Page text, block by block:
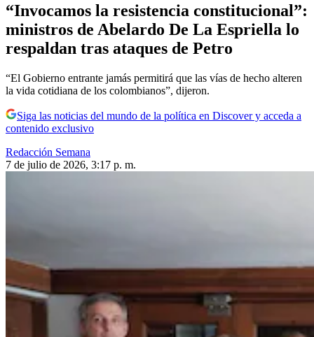
“Invocamos la resistencia constitucional”:
ministros de Abelardo De La Espriella lo
respaldan tras ataques de Petro
“El Gobierno entrante jamás permitirá que las vías de hecho alteren
la vida cotidiana de los colombianos”, dijeron.
Siga las noticias del mundo de la política en Discover y acceda a
contenido exclusivo
Redacción Semana
7 de julio de 2026, 3:17 p. m.